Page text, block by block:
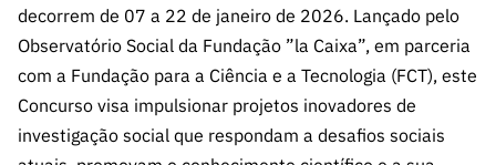
s
públicas
Manifesta
ções de
Interesse
FCCN,
decorrem de 07 a 22 de janeiro de 2026. Lançado pelo
Observatório Social da Fundação ”la Caixa”, em parceria
com a Fundação para a Ciência e a Tecnologia (FCT), este
Concurso visa impulsionar projetos inovadores de
investigação social que respondam a desafios sociais